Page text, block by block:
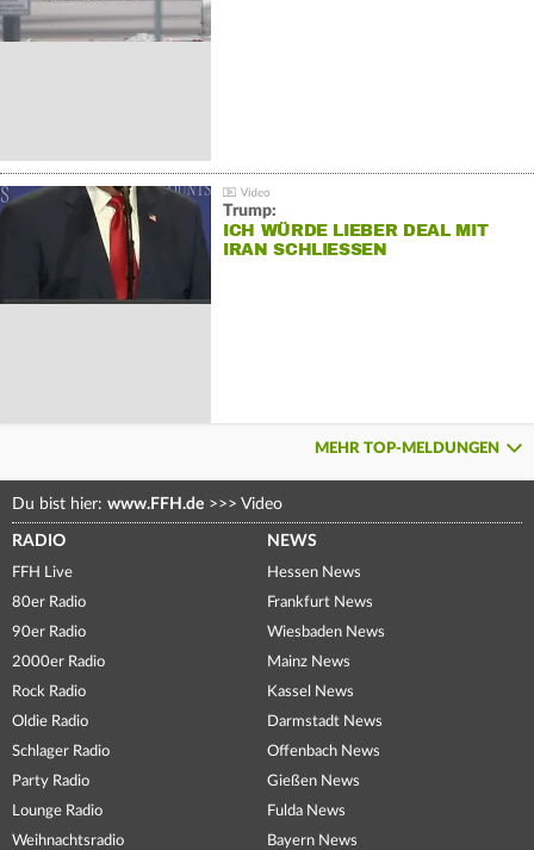
Trump:
ICH WÜRDE LIEBER DEAL MIT
IRAN SCHLIESSEN
MEHR TOP-MELDUNGEN
Du bist hier: www.FFH.de >>> Video
RADIO
FFH Live
80er Radio
90er Radio
2000er Radio
Rock Radio
Oldie Radio
Schlager Radio
Party Radio
Lounge Radio
Weihnachtsradio
NEWS
Hessen News
Frankfurt News
Wiesbaden News
Mainz News
Kassel News
Darmstadt News
Offenbach News
Gießen News
Fulda News
Bayern News